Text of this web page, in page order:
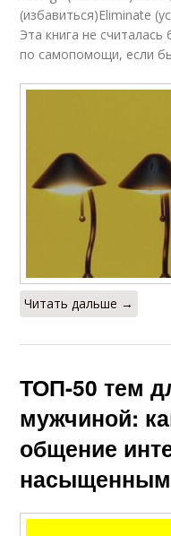
(избавиться)Eliminate
Эта книга не
по самопомощи, если
Читать дальше →
ТОП-50 тем
мужчиной:
общение
насыщенным